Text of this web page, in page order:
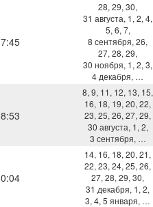
28, 29, 30,
31 августа, 1, 2, 4,
5, 6, 7,
8 сентября, 26,
27, 28, 29,
30 ноября, 1, 2, 3,
4 декабря, …
8, 9, 11, 12, 13, 15,
16, 18, 19, 20, 22,
23, 25, 26, 27, 29,
30 августа, 1, 2,
3 сентября, …
14, 16, 18, 20, 21,
22, 23, 24, 25, 26,
27, 28, 29, 30,
31 декабря, 1, 2,
3, 4, 5 января, …